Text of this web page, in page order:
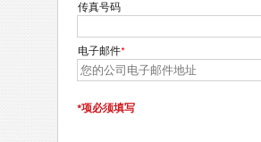
传真号码
电子邮件*
*项必须填写